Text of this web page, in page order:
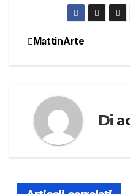
MattinArte
Di